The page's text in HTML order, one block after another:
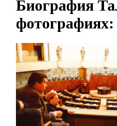
Биография
фотографиях: